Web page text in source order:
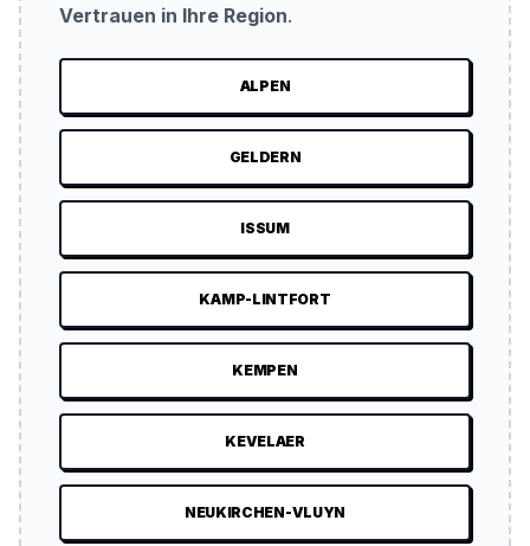
Vertrauen in Ihre Region.
ALPEN
GELDERN
ISSUM
KAMP-LINTFORT
KEMPEN
KEVELAER
NEUKIRCHEN-VLUYN